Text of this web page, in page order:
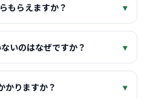
もらえますか？ ▾
いのはなぜですか？ ▾
かりますか？ ▾